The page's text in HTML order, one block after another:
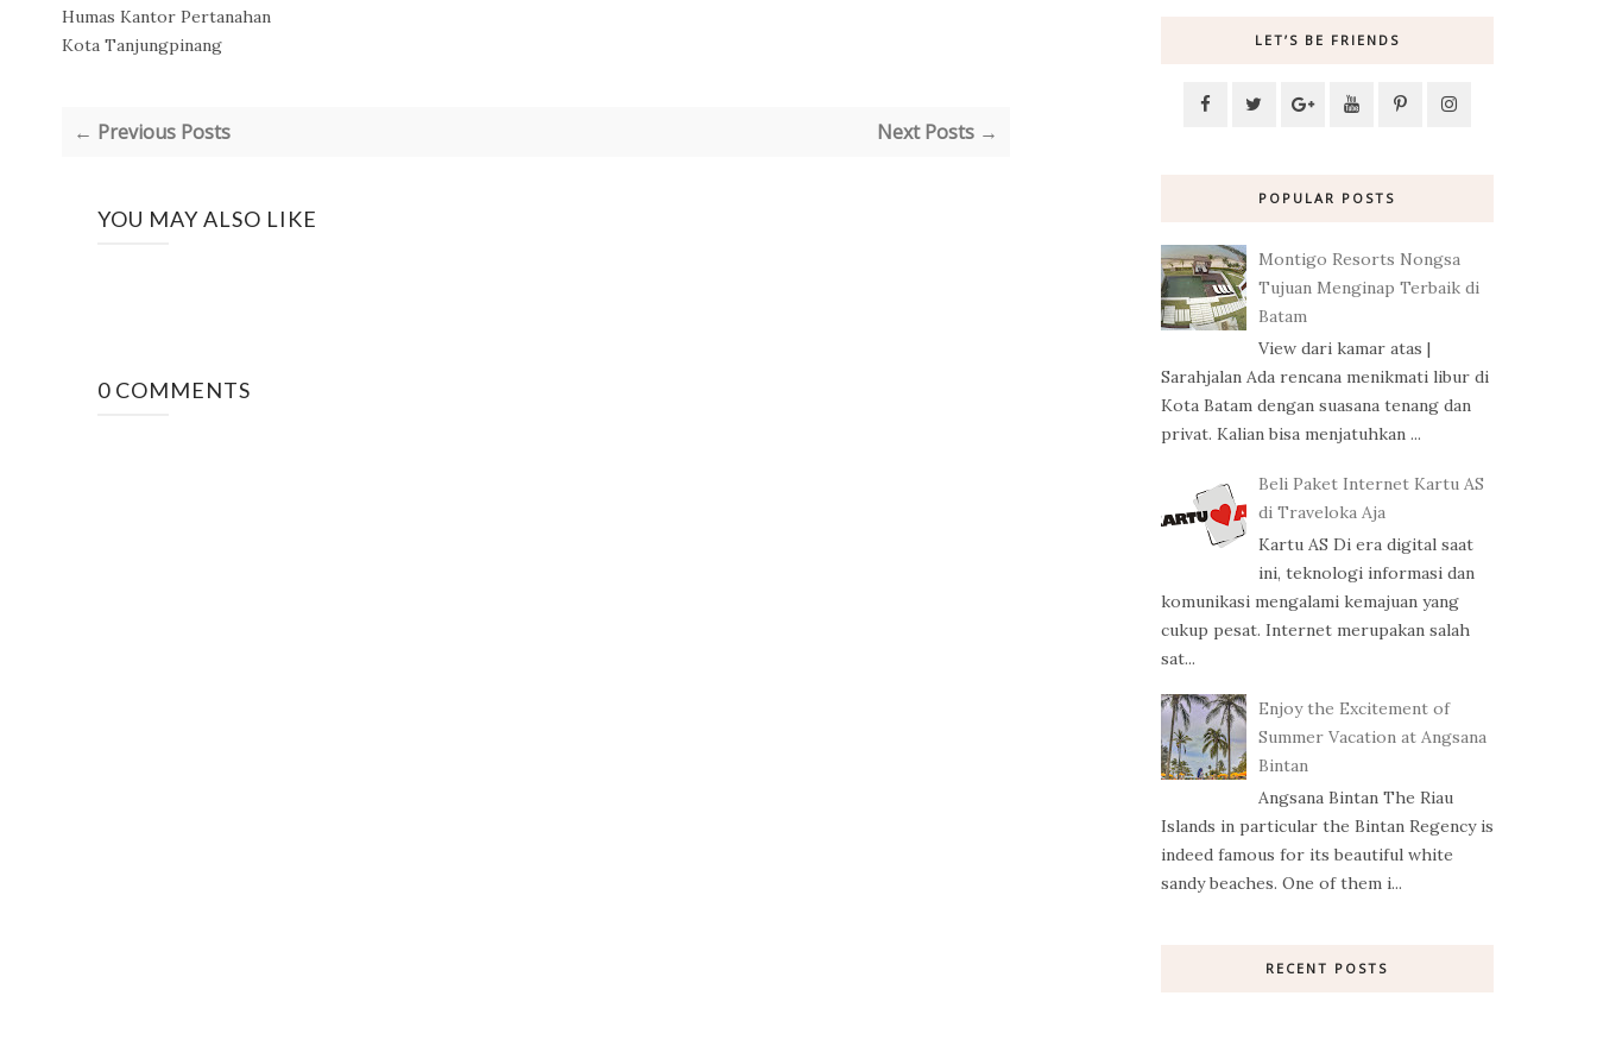
Humas Kantor Pertanahan
Kota Tanjungpinang
← Previous Posts Next Posts →
YOU MAY ALSO LIKE
0 COMMENTS
LET’S BE FRIENDS
POPULAR POSTS
Montigo Resorts Nongsa
Tujuan Menginap Terbaik di
Batam
View dari kamar atas |
Sarahjalan Ada rencana menikmati libur di
Kota Batam dengan suasana tenang dan
privat. Kalian bisa menjatuhkan ...
Beli Paket Internet Kartu AS
di Traveloka Aja
Kartu AS Di era digital saat
ini, teknologi informasi dan
komunikasi mengalami kemajuan yang
cukup pesat. Internet merupakan salah
sat...
Enjoy the Excitement of
Summer Vacation at Angsana
Bintan
Angsana Bintan The Riau
Islands in particular the Bintan Regency is
indeed famous for its beautiful white
sandy beaches. One of them i...
RECENT POSTS